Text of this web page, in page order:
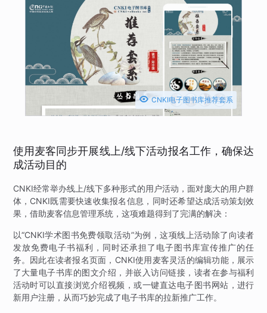
 CNKI电子图书库推荐套系
使用麦客同步开展线上/线下活动报名工作，确保达
成活动目的
CNKI经常举办线上/线下多种形式的用户活动，面对庞大的用户群
体，CNKI既需要快速收集报名信息，同时还希望达成活动策划效
果，借助麦客信息管理系统，这项难题得到了完满的解决：
以“CNKI学术图书免费领取活动”为例，这项线上活动除了向读者
发放免费电子书福利，同时还承担了电子图书库宣传推广的任
务。因此在读者报名页面，CNKI使用麦客灵活的编辑功能，展示
了大量电子书库的图文介绍，并嵌入访问链接，读者在参与福利
活动时可以直接浏览介绍视频，或一键直达电子图书网站，进行
新用户注册，从而巧妙完成了电子书库的拉新推广工作。